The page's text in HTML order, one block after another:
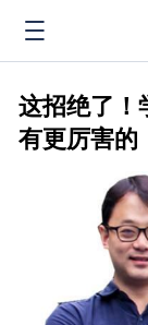
这招绝了！
有更厉害的